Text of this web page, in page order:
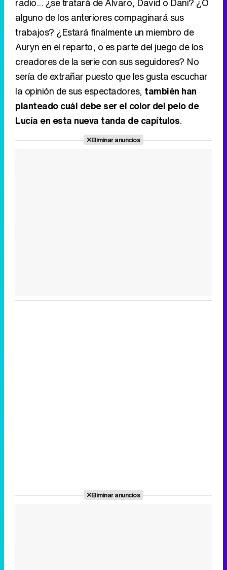
alguno de los anteriores compaginará sus
trabajos? ¿Estará finalmente un miembro de
Auryn en el reparto, o es parte del juego de los
creadores de la serie con sus seguidores? No
sería de extrañar puesto que les gusta escuchar
la opinión de sus espectadores, también han
planteado cuál debe ser el color del pelo de
Lucía en esta nueva tanda de capítulos.
Eliminar anuncios
Eliminar anuncios